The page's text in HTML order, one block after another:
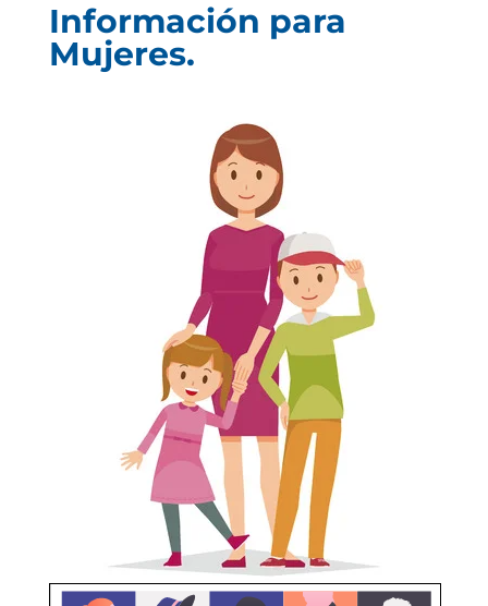
Información para
Mujeres.